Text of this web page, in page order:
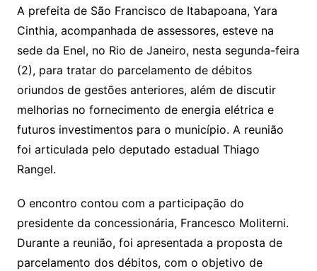
A prefeita de São Francisco de Itabapoana, Yara
Cinthia, acompanhada de assessores, esteve na
sede da Enel, no Rio de Janeiro, nesta segunda-feira
(2), para tratar do parcelamento de débitos
oriundos de gestões anteriores, além de discutir
melhorias no fornecimento de energia elétrica e
futuros investimentos para o município. A reunião
foi articulada pelo deputado estadual Thiago
Rangel.
O encontro contou com a participação do
presidente da concessionária, Francesco Moliterni.
Durante a reunião, foi apresentada a proposta de
parcelamento dos débitos, com o objetivo de